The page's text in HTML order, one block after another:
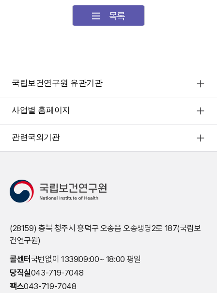
목록
국립보건연구원 유관기관
사업별 홈페이지
관련국외기관
(28159) 충북 청주시 흥덕구 오송읍 오송생명2로 187(국립보
건연구원)
콜센터 국번없이 133909:00~ 18:00 평일
당직실043-719-7048
팩스043-719-7048